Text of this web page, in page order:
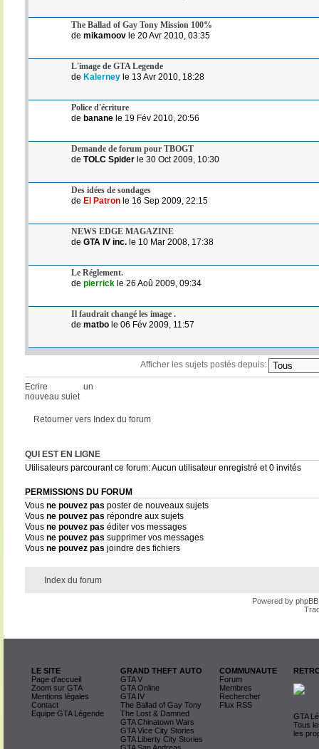
The Ballad of Gay Tony Mission 100%
de mikamoovle 20 Avr 2010, 03:35
L'image de GTA Legende
de Kalerneyle 13 Avr 2010, 18:28
Police d'écriture
de bananele 19 Fév 2010, 20:56
Demande de forum pour TBOGT
de TOLC Spiderle 30 Oct 2009, 10:30
Des idées de sondages
de El Patronle 16 Sep 2009, 22:15
NEWS EDGE MAGAZINE
de GTA IV inc.le 10 Mar 2008, 17:38
Le Réglement.
de pierrickle 26 Aoû 2009, 09:34
Il faudrait changé les image .
de matbole 06 Fév 2009, 11:57
Afficher les sujets postés depuis:
Ecrire un
nouveau sujet
Retourner vers Index du forum
QUI EST EN LIGNE
Utilisateurs parcourant ce forum: Aucun utilisateur enregistré et 0 invités
PERMISSIONS DU FORUM
Vous ne pouvez pas poster de nouveaux sujets
Vous ne pouvez pas répondre aux sujets
Vous ne pouvez pas éditer vos messages
Vous ne pouvez pas supprimer vos messages
Vous ne pouvez pas joindre des fichiers
Index du forum
Powered by phpBB
LE SITE
Page d'accueil
Zoom sur GTA
Mentions légales
Contact
Equipe GTA Légende
GRAND THEFT AUTO
GTA V
GTA Online
GTA IV
The Ballad of Gay Tony
The Lost & Damned
GTA Chinatown Wars
GTA Vice City Stories
GTA Liberty City Stories
COMMUNAUTE
Forum
Membres
Rechercher
Flux RSS
GTA
Tous
les